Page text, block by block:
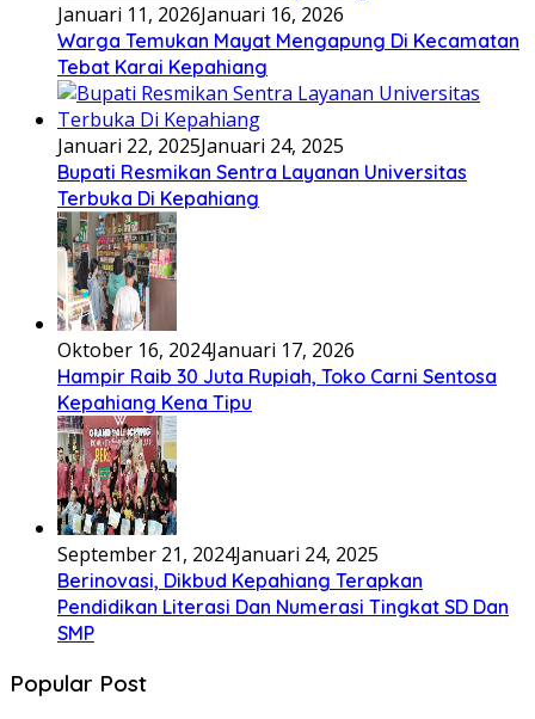
Januari 11, 2026Januari 16, 2026
Warga Temukan Mayat Mengapung Di Kecamatan
Tebat Karai Kepahiang
Januari 22, 2025Januari 24, 2025
Bupati Resmikan Sentra Layanan Universitas
Terbuka Di Kepahiang
Oktober 16, 2024Januari 17, 2026
Hampir Raib 30 Juta Rupiah, Toko Carni Sentosa
Kepahiang Kena Tipu
September 21, 2024Januari 24, 2025
Berinovasi, Dikbud Kepahiang Terapkan
Pendidikan Literasi Dan Numerasi Tingkat SD Dan
SMP
Popular Post